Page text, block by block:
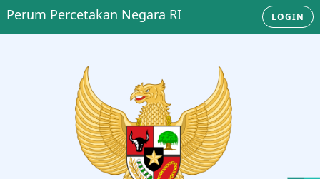
Perum Percetakan Negara RI LOGIN